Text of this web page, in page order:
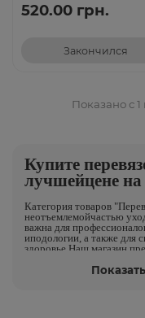
520.00 грн.
Закончился
Показано с 1
Купите
лучшейцене
Категория товаров
неотъемлемойчастью
важна для
иподологии, а также для
здоровье.Наш магазин
позволяют быстро и